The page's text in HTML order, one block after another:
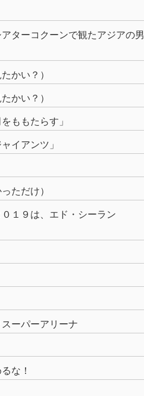
ターコクーンで観たアジアの男
かい？）
かい？）
もたらす」
イアンツ」
ただけ）
１９は、エド・シーラン
ーパーアリーナ
な！